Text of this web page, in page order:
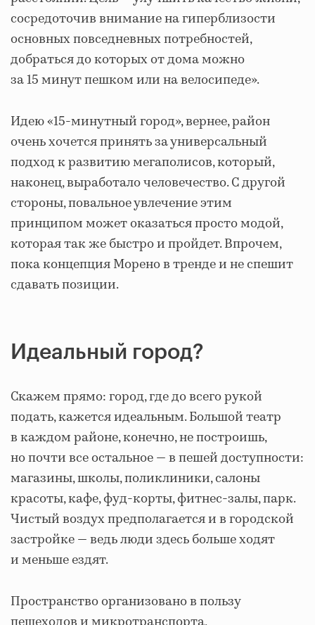
сосредоточив внимание на гиперблизости
основных повседневных потребностей,
добраться до которых от дома можно
за 15 минут пешком или на велосипеде».
Идею «15-минутный город», вернее, район
очень хочется принять за универсальный
подход к развитию мегаполисов, который,
наконец, выработало человечество. С другой
стороны, повальное увлечение этим
принципом может оказаться просто модой,
которая так же быстро и пройдет. Впрочем,
пока концепция Морено в тренде и не спешит
сдавать позиции.
Идеальный город?
Скажем прямо: город, где до всего рукой
подать, кажется идеальным. Большой театр
в каждом районе, конечно, не построишь,
но почти все остальное — в пешей доступности:
магазины, школы, поликлиники, салоны
красоты, кафе, фуд-корты, фитнес-залы, парк.
Чистый воздух предполагается и в городской
застройке — ведь люди здесь больше ходят
и меньше ездят.
Пространство организовано в пользу